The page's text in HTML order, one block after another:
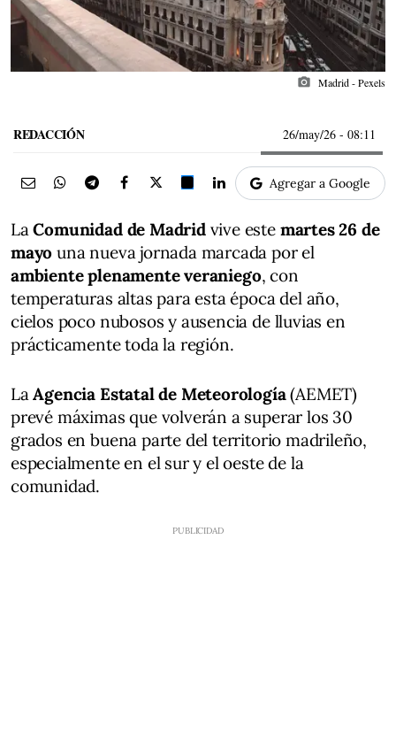
photo_camera Madrid - Pexels
REDACCIÓN 26/may/26 - 08:11
Agregar a Google
LaComunidad de Madridvive este martes 26 de
mayo una nueva jornada marcada por el
ambiente plenamente veraniego, con
temperaturas altas para esta época del año,
cielos poco nubosos y ausencia de lluvias en
prácticamente toda la región.
La Agencia Estatal de Meteorología(AEMET)
prevé máximas que volverán a superar los 30
grados en buena parte del territorio madrileño,
especialmente en el sur y el oeste de la
comunidad.